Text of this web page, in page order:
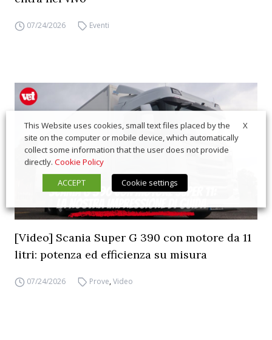
07/24/2026 Eventi
[Video] Scania Super G 390 con motore da 11
litri: potenza ed efficienza su misura
07/24/2026 Prove,Video
X
This Website uses cookies, small text files placed by the
site on the computer or mobile device, which automatically
collect some information that the user does not provide
directly. Cookie Policy
ACCEPT
Cookie settings